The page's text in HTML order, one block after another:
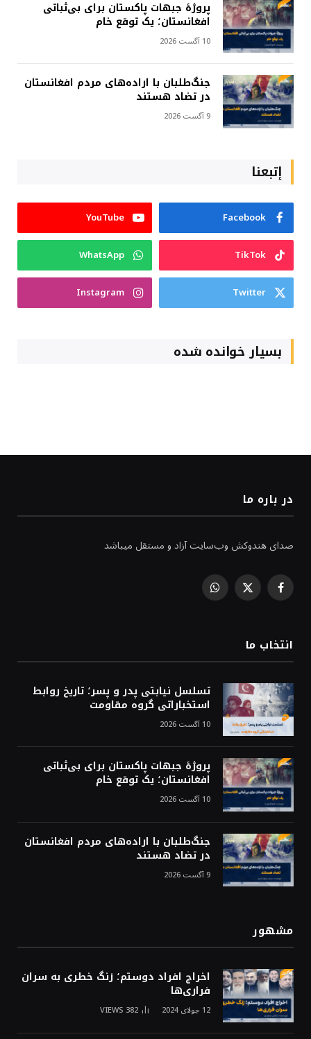
پروژهٔ جبهات پاکستان برای بی‌ثباتی
افغانستان؛ یک توقع خام
10 آگست 2026
جنگ‌طلبان با اراده‌های مردم افغانستان
در تضاد هستند
9 آگست 2026
إتبعنا
Facebook
YouTube
TikTok
WhatsApp
Twitter
Instagram
بسیار خوانده شده
در باره ما
صدای هندوکش وب‌سایت آزاد و مستقل میباشد
Facebook
X
WhatsApp
انتخاب ما
تسلسل نیابتی پدر و پسر؛ تاریخ روابط
استخباراتی گروه مقاومت
10 آگست 2026
پروژهٔ جبهات پاکستان برای بی‌ثباتی
افغانستان؛ یک توقع خام
10 آگست 2026
جنگ‌طلبان با اراده‌های مردم افغانستان
در تضاد هستند
9 آگست 2026
مشهور
اخراج افراد دوستم؛ زنگ خطری به سران
فراری‌ها
12 جولای 2024 382
VIEWS